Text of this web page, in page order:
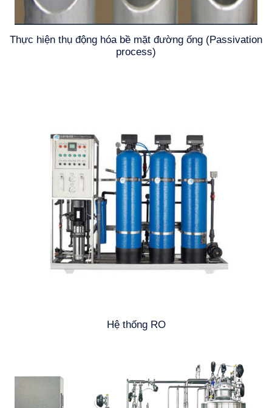
Thực hiện thụ động hóa bề mặt đường ống (Passivation
process)
Hệ thống RO